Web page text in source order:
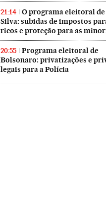
21:14
O programa eleitoral de
Silva: subidas de impostos
ricos e proteção para as
20:55
Programa eleitoral de
Bolsonaro: privatizações e
legais para a Polícia